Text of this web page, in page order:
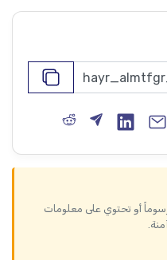
أو تحتوي على معلومات